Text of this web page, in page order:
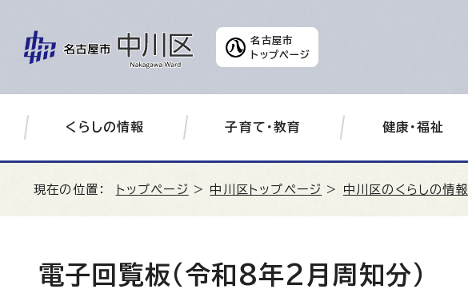
名古屋市
トップページ
くらしの情報 子育て・教育 健康・福祉
現在の位置： トップページ > 中川区トップページ > 中川区のくらしの情報
電子回覧板（令和8年2月周知分）